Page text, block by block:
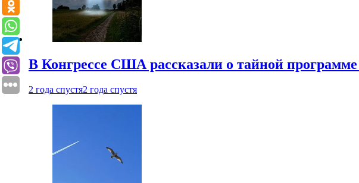
В Конгрессе США рассказали о тайной
2 года спустя2 года спустя